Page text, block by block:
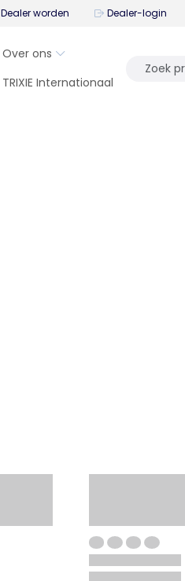
Dealer worden Dealer-login
Over ons
TRIXIE Internationaal